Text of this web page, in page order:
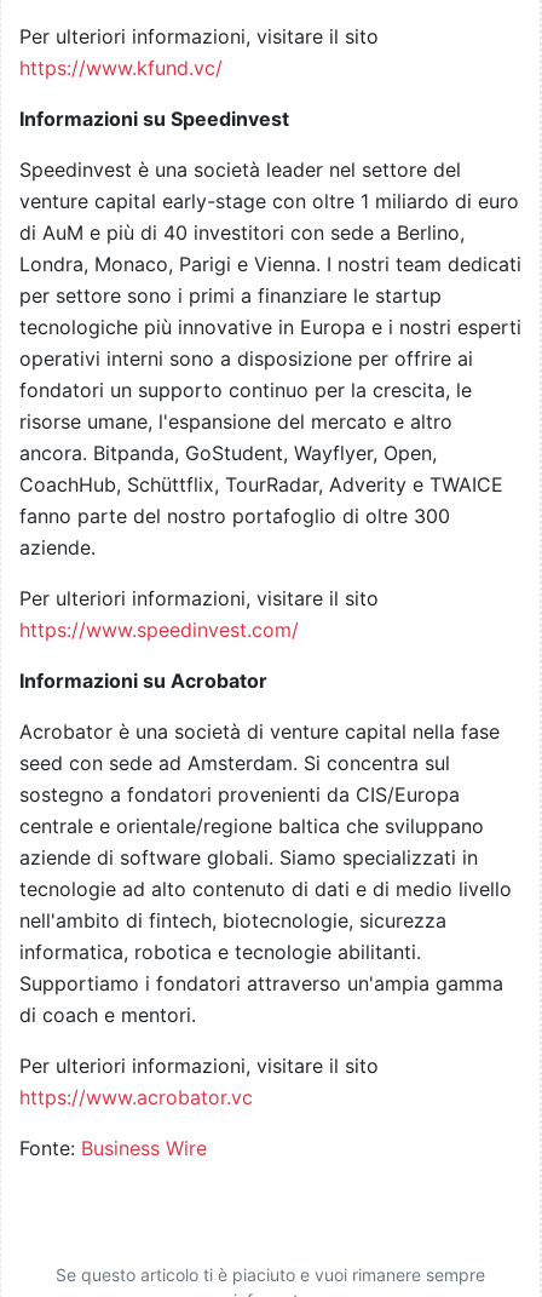
Per ulteriori informazioni, visitare il sito
https://www.kfund.vc/
Informazioni su Speedinvest
Speedinvest è una società leader nel settore del
venture capital early-stage con oltre 1 miliardo di euro
di AuM e più di 40 investitori con sede a Berlino,
Londra, Monaco, Parigi e Vienna. I nostri team dedicati
per settore sono i primi a finanziare le startup
tecnologiche più innovative in Europa e i nostri esperti
operativi interni sono a disposizione per offrire ai
fondatori un supporto continuo per la crescita, le
risorse umane, l'espansione del mercato e altro
ancora. Bitpanda, GoStudent, Wayflyer, Open,
CoachHub, Schüttflix, TourRadar, Adverity e TWAICE
fanno parte del nostro portafoglio di oltre 300
aziende.
Per ulteriori informazioni, visitare il sito
https://www.speedinvest.com/
Informazioni su Acrobator
Acrobator è una società di venture capital nella fase
seed con sede ad Amsterdam. Si concentra sul
sostegno a fondatori provenienti da CIS/Europa
centrale e orientale/regione baltica che sviluppano
aziende di software globali. Siamo specializzati in
tecnologie ad alto contenuto di dati e di medio livello
nell'ambito di fintech, biotecnologie, sicurezza
informatica, robotica e tecnologie abilitanti.
Supportiamo i fondatori attraverso un'ampia gamma
di coach e mentori.
Per ulteriori informazioni, visitare il sito
https://www.acrobator.vc
Fonte: Business Wire
Se questo articolo ti è piaciuto e vuoi rimanere sempre